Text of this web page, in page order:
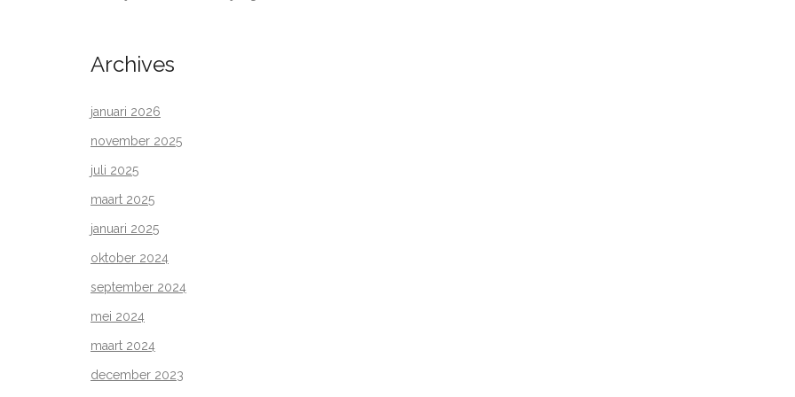
Archives
januari 2026
november 2025
juli 2025
maart 2025
januari 2025
oktober 2024
september 2024
mei 2024
maart 2024
december 2023